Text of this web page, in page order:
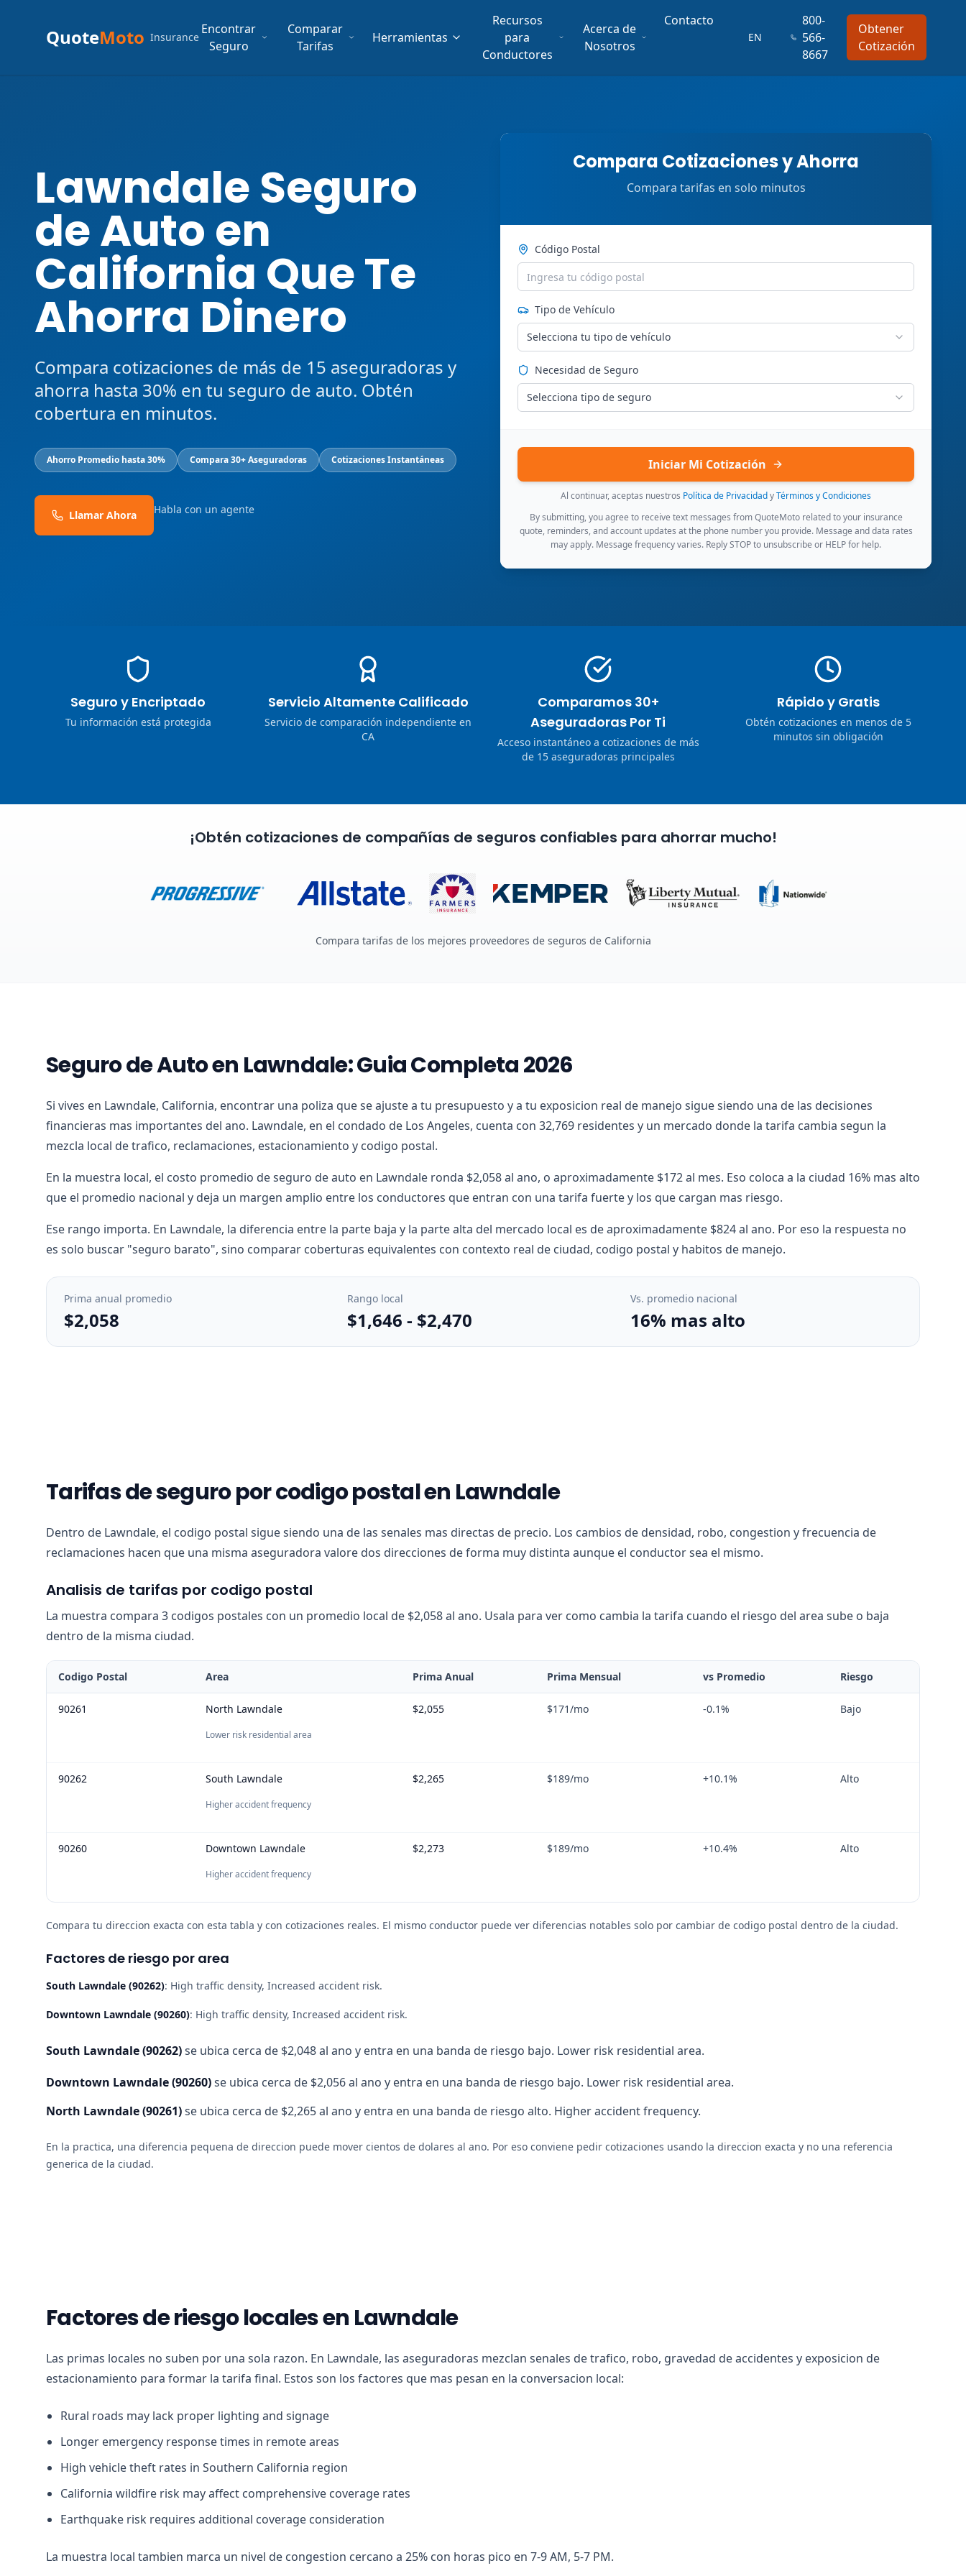
QuoteMoto Insurance
Encontrar
Seguro
Comparar
Tarifas
Herramientas
Recursos
para
Conductores
Acerca de
Nosotros
Contacto
EN
800-
566-
8667
Obtener
Cotización
Lawndale Seguro
de Auto en
California Que Te
Ahorra Dinero
Compara cotizaciones de más de 15 aseguradoras y
ahorra hasta 30% en tu seguro de auto. Obtén
cobertura en minutos.
Ahorro Promedio hasta 30% Compara 30+ Aseguradoras Cotizaciones Instantáneas
Llamar Ahora Habla con un agente
Compara Cotizaciones y Ahorra
Compara tarifas en solo minutos
Código Postal
Tipo de Vehículo
Selecciona tu tipo de vehículo
Necesidad de Seguro
Selecciona tipo de seguro
Iniciar Mi Cotización
Al continuar, aceptas nuestros Política de PrivacidadyTérminos y Condiciones
By submitting, you agree to receive text messages from QuoteMoto related to your insurance
quote, reminders, and account updates at the phone number you provide. Message and data rates
may apply. Message frequency varies. Reply STOP to unsubscribe or HELP for help.
Seguro y Encriptado
Tu información está protegida
Servicio Altamente Calificado
Servicio de comparación independiente en
CA
Comparamos 30+
Aseguradoras Por Ti
Acceso instantáneo a cotizaciones de más
de 15 aseguradoras principales
Rápido y Gratis
Obtén cotizaciones en menos de 5
minutos sin obligación
¡Obtén cotizaciones de compañías de seguros confiables para ahorrar mucho!
Compara tarifas de los mejores proveedores de seguros de California
Seguro de Auto en Lawndale: Guia Completa 2026
Si vives en Lawndale, California, encontrar una poliza que se ajuste a tu presupuesto y a tu exposicion real de manejo sigue siendo una de las decisiones
financieras mas importantes del ano. Lawndale, en el condado de Los Angeles, cuenta con 32,769 residentes y un mercado donde la tarifa cambia segun la
mezcla local de trafico, reclamaciones, estacionamiento y codigo postal.
En la muestra local, el costo promedio de seguro de auto en Lawndale ronda $2,058 al ano, o aproximadamente $172 al mes. Eso coloca a la ciudad 16% mas alto
que el promedio nacional y deja un margen amplio entre los conductores que entran con una tarifa fuerte y los que cargan mas riesgo.
Ese rango importa. En Lawndale, la diferencia entre la parte baja y la parte alta del mercado local es de aproximadamente $824 al ano. Por eso la respuesta no
es solo buscar "seguro barato", sino comparar coberturas equivalentes con contexto real de ciudad, codigo postal y habitos de manejo.
Prima anual promedio
$2,058
Rango local
$1,646 - $2,470
Vs. promedio nacional
16% mas alto
Tarifas de seguro por codigo postal en Lawndale
Dentro de Lawndale, el codigo postal sigue siendo una de las senales mas directas de precio. Los cambios de densidad, robo, congestion y frecuencia de
reclamaciones hacen que una misma aseguradora valore dos direcciones de forma muy distinta aunque el conductor sea el mismo.
Analisis de tarifas por codigo postal
La muestra compara 3 codigos postales con un promedio local de $2,058 al ano. Usala para ver como cambia la tarifa cuando el riesgo del area sube o baja
dentro de la misma ciudad.
Codigo Postal Area Prima Anual Prima Mensual vs Promedio Riesgo
90261 North Lawndale
Lower risk residential area
$2,055 $171/mo -0.1% Bajo
90262 South Lawndale
Higher accident frequency
$2,265 $189/mo +10.1% Alto
90260 Downtown Lawndale
Higher accident frequency
$2,273 $189/mo +10.4% Alto
Compara tu direccion exacta con esta tabla y con cotizaciones reales. El mismo conductor puede ver diferencias notables solo por cambiar de codigo postal dentro de la ciudad.
Factores de riesgo por area
South Lawndale (90262): High traffic density, Increased accident risk.
Downtown Lawndale (90260): High traffic density, Increased accident risk.
South Lawndale(90262)se ubica cerca de $2,048 al ano y entra en una banda de riesgo bajo. Lower risk residential area.
Downtown Lawndale(90260)se ubica cerca de $2,056 al ano y entra en una banda de riesgo bajo. Lower risk residential area.
North Lawndale(90261)se ubica cerca de $2,265 al ano y entra en una banda de riesgo alto. Higher accident frequency.
En la practica, una diferencia pequena de direccion puede mover cientos de dolares al ano. Por eso conviene pedir cotizaciones usando la direccion exacta y no una referencia
generica de la ciudad.
Factores de riesgo locales en Lawndale
Las primas locales no suben por una sola razon. En Lawndale, las aseguradoras mezclan senales de trafico, robo, gravedad de accidentes y exposicion de
estacionamiento para formar la tarifa final. Estos son los factores que mas pesan en la conversacion local:
Rural roads may lack proper lighting and signage
Longer emergency response times in remote areas
High vehicle theft rates in Southern California region
California wildfire risk may affect comprehensive coverage rates
Earthquake risk requires additional coverage consideration
La muestra local tambien marca un nivel de congestion cercano a 25% con horas pico en 7-9 AM, 5-7 PM.